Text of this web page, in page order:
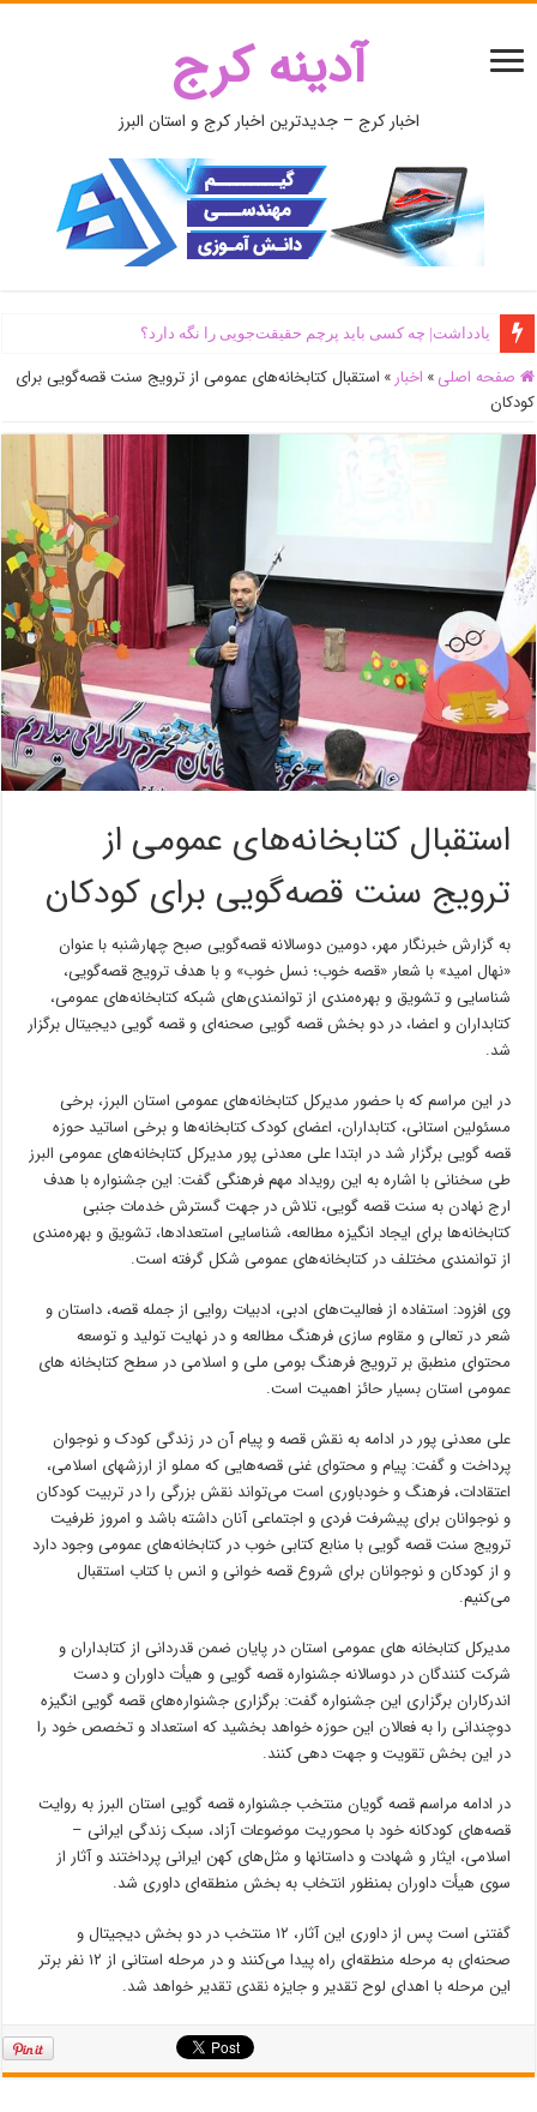
آدینه کرج
اخبار کرج – جدیدترین اخبار کرج و استان البرز
یادداشت| ‌چه کسی باید پرچم حقیقت‌جویی را نگه دارد؟
صفحه اصلی » اخبار » استقبال کتابخانه‌های عمومی از ترویج سنت قصه‌گویی برای
کودکان
استقبال کتابخانه‌های عمومی از
ترویج سنت قصه‌گویی برای کودکان
به گزارش خبرنگار مهر، دومین دوسالانه قصه‌گویی صبح چهارشنبه با عنوان
«نهال امید» با شعار «قصه خوب؛ نسل خوب» و با هدف ترویج قصه‌گویی،
شناسایی و تشویق و بهره‌مندی از توانمندی‌های شبکه کتابخانه‌های عمومی،
کتابداران و اعضا، در دو بخش قصه گویی صحنه‌ای و قصه گویی دیجیتال برگزار
شد.
در این مراسم که با حضور مدیرکل کتابخانه‌های عمومی استان البرز، برخی
مسئولین استانی، کتابداران، اعضای کودک کتابخانه‌ها و برخی اساتید حوزه
قصه گویی برگزار شد در ابتدا علی معدنی پور مدیرکل کتابخانه‌های عمومی البرز
طی سخنانی با اشاره به این رویداد مهم فرهنگی گفت: این جشنواره با هدف
ارج نهادن به سنت قصه گویی، تلاش در جهت گسترش خدمات جنبی
کتابخانه‌ها برای ایجاد انگیزه مطالعه، شناسایی استعدادها، تشویق و بهره‌مندی
از توانمندی مختلف در کتابخانه‌های عمومی شکل گرفته است.
وی افزود: استفاده از فعالیت‌های ادبی، ادبیات روایی از جمله قصه، داستان و
شعر در تعالی و مقاوم سازی فرهنگ مطالعه و در نهایت تولید و توسعه
محتوای منطبق بر ترویج فرهنگ بومی ملی و اسلامی در سطح کتابخانه های
عمومی استان بسیار حائز اهمیت است.
علی معدنی پور در ادامه به نقش قصه و پیام آن در زندگی کودک و نوجوان
پرداخت و گفت: پیام و محتوای غنی قصه‌هایی که مملو از ارزشهای اسلامی،
اعتقادات، فرهنگ و خودباوری است می‌تواند نقش بزرگی را در تربیت کودکان
و نوجوانان برای پیشرفت فردی و اجتماعی آنان داشته باشد و امروز ظرفیت
ترویج سنت قصه گویی با منابع کتابی خوب در کتابخانه‌های عمومی وجود دارد
و از کودکان و نوجوانان برای شروع قصه خوانی و انس با کتاب استقبال
می‌کنیم.
مدیرکل کتابخانه های عمومی استان در پایان ضمن قدردانی از کتابداران و
شرکت کنندگان در دوسالانه جشنواره قصه گویی و هیأت داوران و دست
اندرکارانبرگزاری این جشنواره گفت: برگزاری جشنواره‌های قصه گویی انگیزه
دوچندانی را به فعالان این حوزه خواهد بخشید که استعداد و تخصص خود را
در این بخش تقویت و جهت دهی کنند.
در ادامه مراسم قصه گویان منتخب جشنواره قصه گویی استان البرز به روایت
قصه‌های کودکانه خود با محوریت موضوعات آزاد، سبک زندگی ایرانی –
اسلامی، ایثار و شهادت وداستانهاو مثل‌های کهن ایرانی پرداختند و آثار از
سوی هیأت داوران بمنظور انتخاب به بخش منطقه‌ای داوری شد.
گفتنی است پس از داوری این آثار، ۱۲ منتخب در دو بخش دیجیتال و
صحنه‌ای به مرحله منطقه‌ای راه پیدا می‌کنند و در مرحله استانی از ۱۲ نفر برتر
این مرحله با اهدای لوح تقدیر و جایزه نقدی تقدیر خواهد شد.